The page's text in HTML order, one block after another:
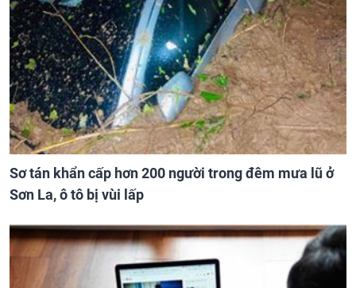
Sơ tán khẩn cấp hơn 200 người trong đêm mưa lũ ở
Sơn La, ô tô bị vùi lấp